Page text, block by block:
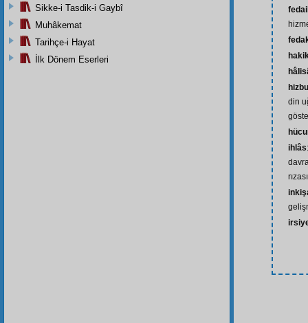
din
ihlâs
Sikke-i Tasdik-i Gaybî
Muhâkemat
Tarihçe-i Hayat
İlk Dönem Eserleri